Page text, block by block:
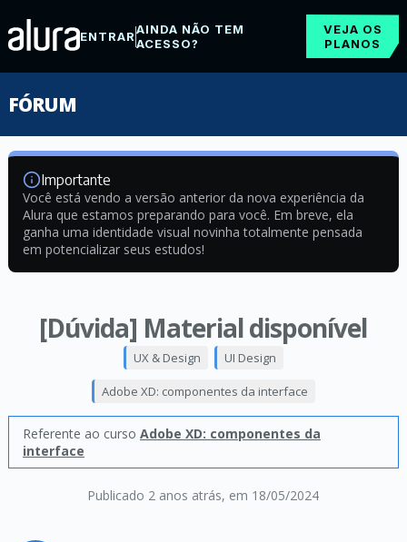
ENTRARAINDA NÃO TEM
ACESSO?
VEJA OS
PLANOS
FÓRUM
Importante
Você está vendo a versão anterior da nova experiência da
Alura que estamos preparando para você. Em breve, ela
ganha uma identidade visual novinha totalmente pensada
em potencializar seus estudos!
[Dúvida] Material disponível
Publicado 2 anos atrás, em 18/05/2024
UX & Design UI Design
Adobe XD: componentes da interface
Referente ao curso Adobe XD: componentes da
interface